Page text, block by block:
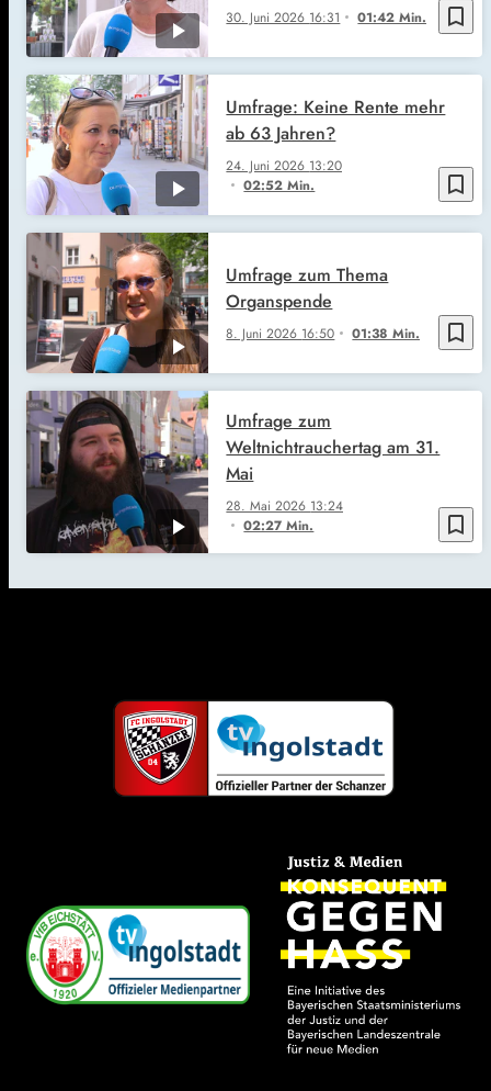
bookmark_border
30. Juni 2026 16:31 01:42 Min.
bookmark_border
24. Juni 2026 13:20
02:52 Min.
Umfrage: Keine Rente mehr
ab 63 Jahren?
bookmark_border
8. Juni 2026 16:50 01:38 Min.
Umfrage zum Thema
Organspende
bookmark_border
28. Mai 2026 13:24
02:27 Min.
Umfrage zum
Weltnichtrauchertag am 31.
Mai